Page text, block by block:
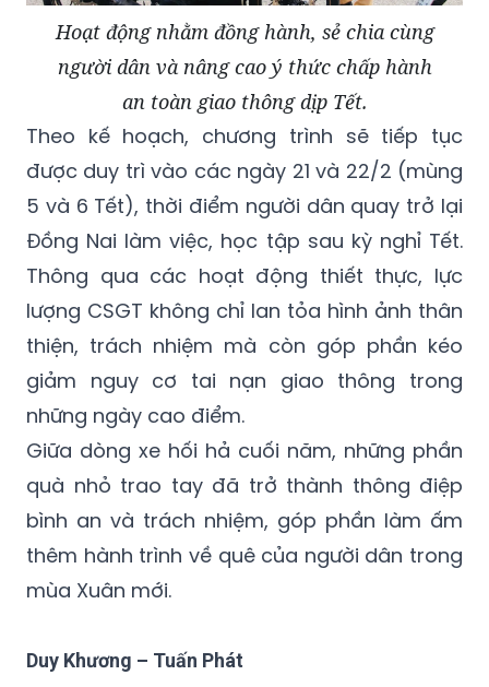
Hoạt động nhằm đồng hành, sẻ chia cùng
người dân và nâng cao ý thức chấp hành
an toàn giao thông dịp Tết.
Theo kế hoạch, chương trình sẽ tiếp tục
được duy trì vào các ngày 21 và 22/2 (mùng
5 và 6 Tết), thời điểm người dân quay trở lại
Đồng Nai làm việc, học tập sau kỳ nghỉ Tết.
Thông qua các hoạt động thiết thực, lực
lượng CSGT không chỉ lan tỏa hình ảnh thân
thiện, trách nhiệm mà còn góp phần kéo
giảm nguy cơ tai nạn giao thông trong
những ngày cao điểm.
Giữa dòng xe hối hả cuối năm, những phần
quà nhỏ trao tay đã trở thành thông điệp
bình an và trách nhiệm, góp phần làm ấm
thêm hành trình về quê của người dân trong
mùa Xuân mới.
Duy Khương – Tuấn Phát